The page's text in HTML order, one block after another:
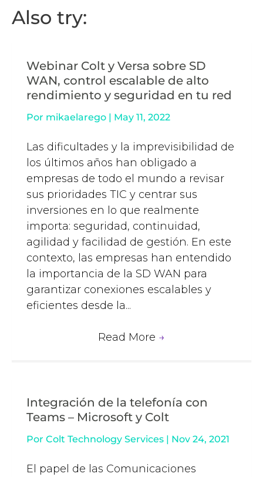
Also try:
Webinar Colt y Versa sobre SD
WAN, control escalable de alto
rendimiento y seguridad en tu red
Por mikaelarego | May 11, 2022
Las dificultades y la imprevisibilidad de
los últimos años han obligado a
empresas de todo el mundo a revisar
sus prioridades TIC y centrar sus
inversiones en lo que realmente
importa: seguridad, continuidad,
agilidad y facilidad de gestión. En este
contexto, las empresas han entendido
la importancia de la SD WAN para
garantizar conexiones escalables y
eficientes desde la...
Read More →
Integración de la telefonía con
Teams – Microsoft y Colt
Por Colt Technology Services | Nov 24, 2021
El papel de las Comunicaciones